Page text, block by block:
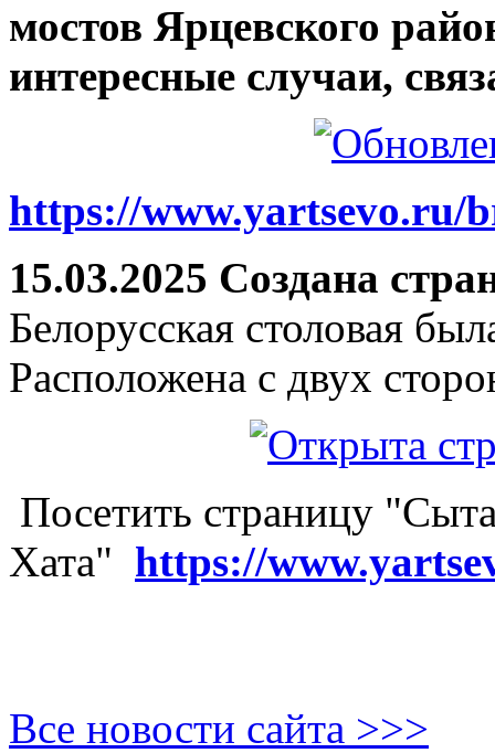
мостов Ярцевского
интересные случаи,
https://www.yartsevo.ru/
15.03.2025 Создана
Белорусская столовая
Расположена с двух
Посетить страницу
Хата" https://
Все новости сайта >>>